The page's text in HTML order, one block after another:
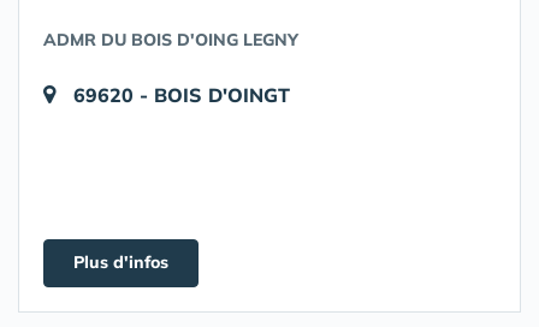
ADMR DU BOIS D'OING LEGNY
69620 - BOIS D'OINGT
Plus d'infos